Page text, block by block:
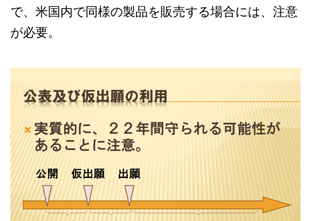
で、米国内で同様の製品を販売する場合には、注意
が必要。